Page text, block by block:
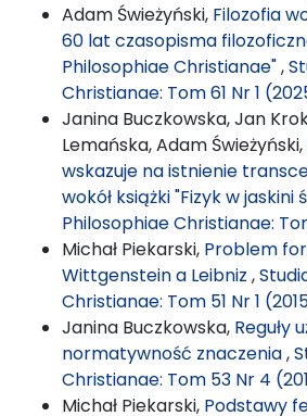
Adam Świeżyński, Filozofia
60 lat czasopisma
Philosophiae Christianae",
Christianae: Tom 61 Nr 1
Janina Buczkowska, Jan
Lemańska, Adam Świeżyński,
wskazuje na istnienie
wokół książki "Fizyk w jaskini
Philosophiae Christianae:
Michał Piekarski, Problem
Wittgenstein a Leibniz ,
Christianae: Tom 51 Nr 1
Janina Buczkowska, Reguły
normatywność znaczenia,
Christianae: Tom 53 Nr 4
Michał Piekarski, Podstawy